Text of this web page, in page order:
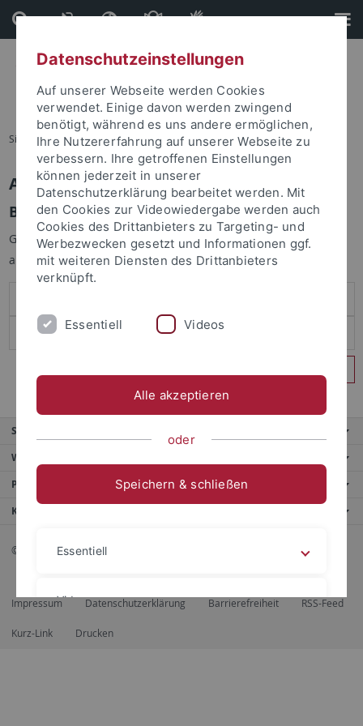
Direkt
zum
Inhalt
Direkt
zur
Fußleiste
Sie sind hier: Startseite
Anmelden
Benutzeranmeldung
Geben Sie Ihren Benutzernamen und Ihr Passwort an um sich
anzumelden:
Service
Weitere Angebote
Portale
Kontaktinfo
© 2026 Eberhard Karls Universität Tübingen, Tübingen
Impressum Datenschutzerklärung Barrierefreiheit RSS-Feed
Kurz-Link Drucken
Datenschutzeinstellungen
Auf unserer Webseite werden Cookies
verwendet. Einige davon werden zwingend
benötigt, während es uns andere ermöglichen,
Ihre Nutzererfahrung auf unserer Webseite zu
verbessern. Ihre getroffenen Einstellungen
können jederzeit in unserer
Datenschutzerklärung bearbeitet werden. Mit
den Cookies zur Videowiedergabe werden auch
Cookies des Drittanbieters zu Targeting- und
Werbezwecken gesetzt und Informationen ggf.
mit weiteren Diensten des Drittanbieters
verknüpft.
Essentiell Videos
Alle akzeptieren
oder
Speichern & schließen
Essentiell
Videos